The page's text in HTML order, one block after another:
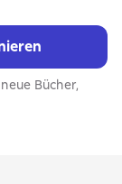
Bücher,